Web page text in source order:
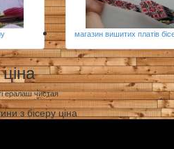
магазин вишитих платів
ералаш чистая
з бісеру ціна